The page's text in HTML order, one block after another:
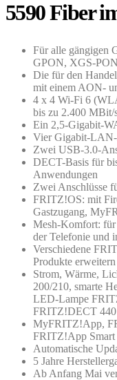
5590 Fiber
Für alle gängigen
GPON, XGS-
Die für den
mit einem AON-
4 x 4 Wi-Fi 6
bis zu 2.400
Ein 2,5-Gigabit-
Vier Gigabit-LAN-
Zwei USB-3.0-
DECT-Basis für
Anwendungen
Zwei Anschlüsse
FRITZ!OS: mit
Gastzugang,
Mesh-Komfort:
der Telefonie und
Verschiedene
Produkte
Strom, Wärme,
200/210, smarte
LED-Lampe
FRITZ!DECT 440
MyFRITZ!App,
FRITZ!App Smart
Automatische
5 Jahre
Ab Anfang Mai